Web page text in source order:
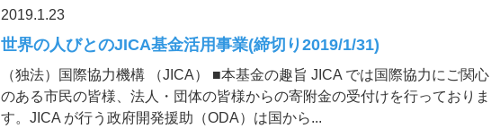
2019.1.23
世界の人びとのJICA基金活用事業(締切り2019/1/31)
（独法）国際協力機構 （JICA） ■本基金の趣旨 JICA では国際協力にご関心
のある市民の皆様、法人・団体の皆様からの寄附金の受付けを行っておりま
す。JICA が行う政府開発援助（ODA）は国から...